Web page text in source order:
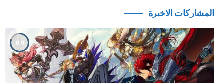
المشاركات الاخيرة
8.0